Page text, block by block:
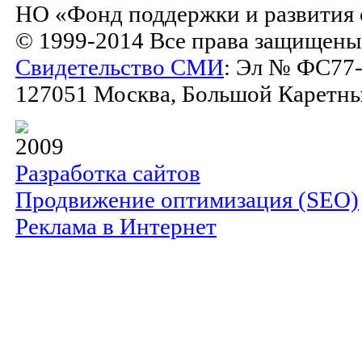
НО «Фонд поддержки и развития
© 1999-2014 Все права
Свидетельство СМИ: Эл № ФС77-
127051 Москва, Большой
2009
Разработка сайтов
Продвижение оптимизация (SEO)
Реклама в Интернет